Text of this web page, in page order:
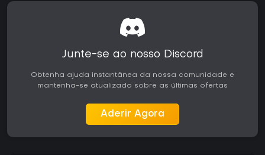
Junte-se ao nosso Discord
Obtenha ajuda instantânea da nossa comunidade e
mantenha-se atualizado sobre as últimas ofertas
Aderir Agora